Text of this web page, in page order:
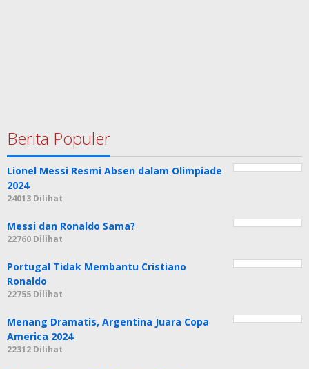
Berita Populer
Lionel Messi Resmi Absen dalam Olimpiade
2024
24013 Dilihat
Messi dan Ronaldo Sama?
22760 Dilihat
Portugal Tidak Membantu Cristiano
Ronaldo
22755 Dilihat
Menang Dramatis, Argentina Juara Copa
America 2024
22312 Dilihat